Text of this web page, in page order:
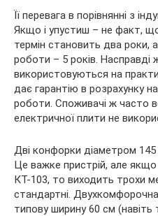
Її перевага в порівнянні з
Якщо і упустиш – не факт,
термін становить два роки,
роботи – 5 років. Насправді
використовуються на
дає гарантію в розрахунку
роботи. Споживачі ж часто
електричної плити не
Дві конфорки діаметром
Це важке пристрій, але
КТ-103, то виходить трохи
стандартні.
типову ширину 60 см